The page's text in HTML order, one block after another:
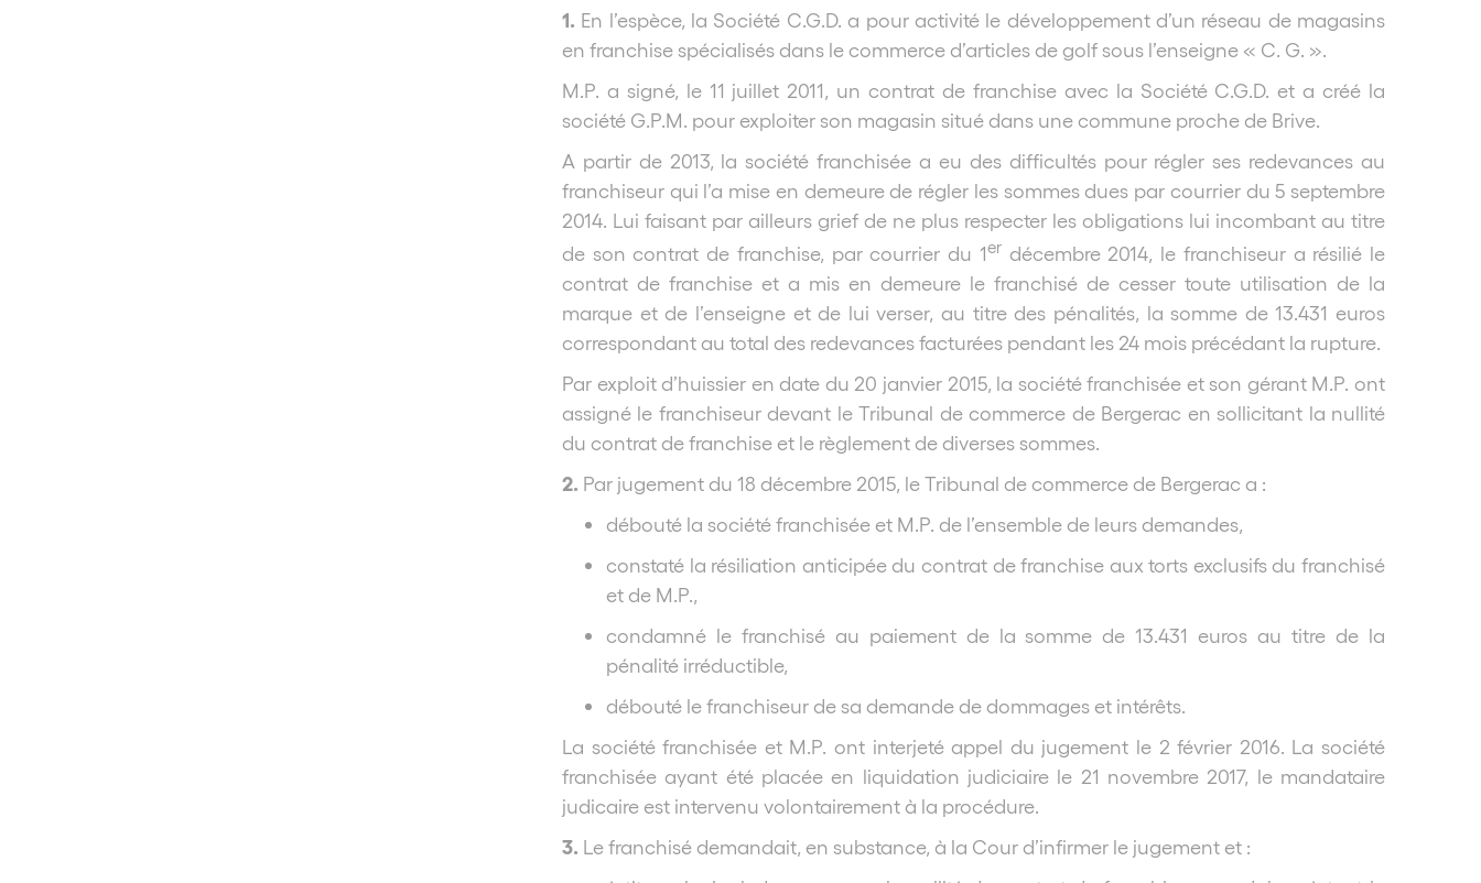
1. En l’espèce, la Société C.G.D. a pour activité le développement d’un réseau de magasins
en franchise spécialisés dans le commerce d’articles de golf sous l’enseigne « C. G. ».
M.P. a signé, le 11 juillet 2011, un contrat de franchise avec la Société C.G.D. et a créé la
société G.P.M. pour exploiter son magasin situé dans une commune proche de Brive.
A partir de 2013, la société franchisée a eu des difficultés pour régler ses redevances au
franchiseur qui l’a mise en demeure de régler les sommes dues par courrier du 5 septembre
2014. Lui faisant par ailleurs grief de ne plus respecter les obligations lui incombant au titre
de son contrat de franchise, par courrier du 1erdécembre 2014, le franchiseur a résilié le
contrat de franchise et a mis en demeure le franchisé de cesser toute utilisation de la
marque et de l’enseigne et de lui verser, au titre des pénalités, la somme de 13.431 euros
correspondant au total des redevances facturées pendant les 24 mois précédant la rupture.
Par exploit d’huissier en date du 20 janvier 2015, la société franchisée et son gérant M.P. ont
assigné le franchiseur devant le Tribunal de commerce de Bergerac en sollicitant la nullité
du contrat de franchise et le règlement de diverses sommes.
2. Par jugement du 18 décembre 2015, le Tribunal de commerce de Bergerac a :
débouté la société franchisée et M.P. de l’ensemble de leurs demandes,
constaté la résiliation anticipée du contrat de franchise aux torts exclusifs du franchisé
et de M.P.,
condamné le franchisé au paiement de la somme de 13.431 euros au titre de la
pénalité irréductible,
débouté le franchiseur de sa demande de dommages et intérêts.
La société franchisée et M.P. ont interjeté appel du jugement le 2 février 2016. La société
franchisée ayant été placée en liquidation judiciaire le 21 novembre 2017, le mandataire
judicaire est intervenu volontairement à la procédure.
3. Le franchisé demandait, en substance, à la Cour d’infirmer le jugement et :